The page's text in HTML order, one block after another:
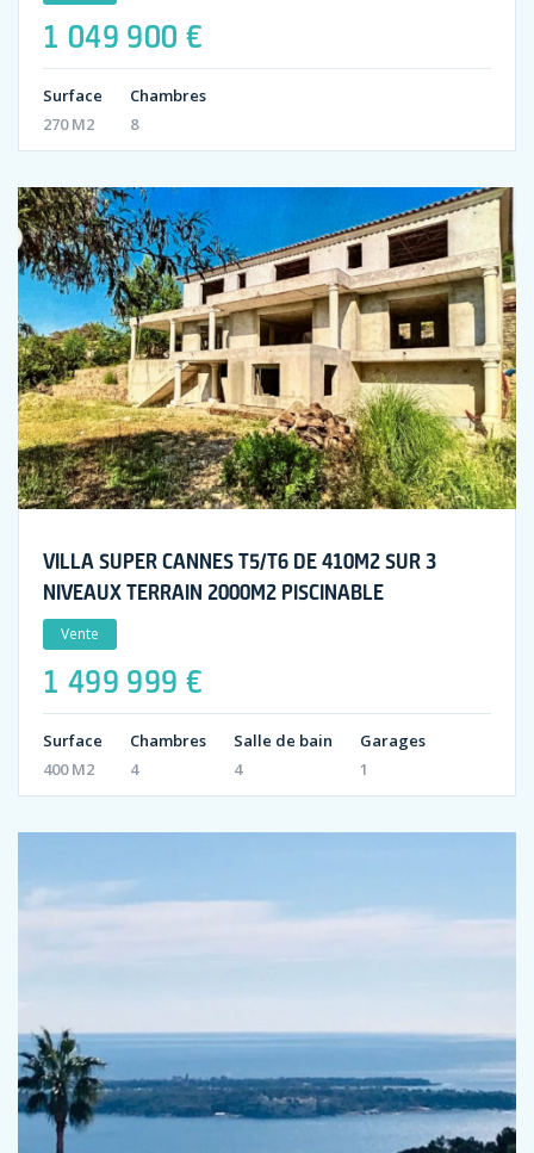
1 049 900 €
Surface
270 M2
Chambres
8
VILLA SUPER CANNES T5/T6 DE 410M2 SUR 3
NIVEAUX TERRAIN 2000M2 PISCINABLE
Vente
1 499 999 €
Surface
400 M2
Chambres
4
Salle de bain
4
Garages
1